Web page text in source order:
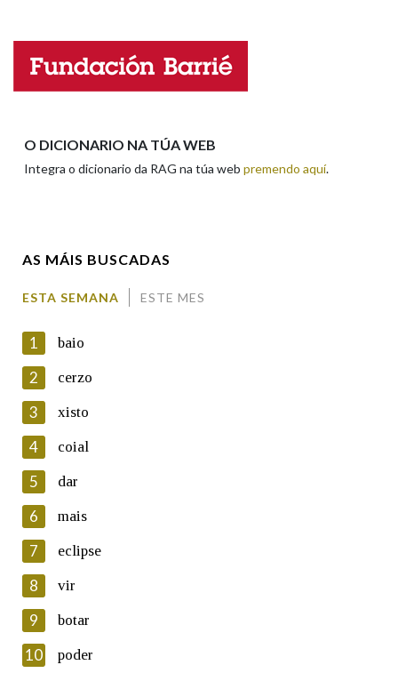
Nome
En cumprimento da normativa vixente en materia de
Protección de Datos de Carácter Persoal, a Real Academia
Galega informa a aqueles usuarios que faciliten o seu correo
electrónico, así como calquera outra información de carácter
persoal, que estes datos serán obxecto de tratamento
automatizado de carácter confidencial e incorporados aos seus
ficheiros informáticos. Así mesmo, os usuarios poderán exercer o
seu dereito de acceso, rectificación, oposición e cancelación dos
seus datos poñéndose en contacto connosco.
Lin e acepto as condicións da política de
Introduce o código que aparece na imaxe:
O DICIONARIO NA TÚA WEB
Integra o dicionario da RAG na túa web premendo aquí.
AS MÁIS BUSCADAS
ESTA SEMANA ESTE MES
1 baio
2 cerzo
3 xisto
4 coial
5 dar
6 mais
7 eclipse
8 vir
9 botar
10 poder